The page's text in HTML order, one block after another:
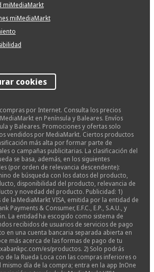
miMediaMarkt
miMediaMarkt
cookies
por Internet. Consulta los precios
en Península y Baleares. Envíos
y Baleares. Promociones y ofertas solo
vendidos por MediaMarkt. Ciertos productos
más alta por formar parte de
o campañas publicitarias. La clasificación del
se basa, además, en los siguientes
(por orden de relevancia descendente):
de búsqueda con los datos del producto,
disponibilidad del producto, relevancia de
y novedad del producto. Publicidad: 1)
la MediaMarkt VISA, emitida por la entidad de
Payments & Consumer, E.F.C., E.P., S.A.U., y
La entidad ha escogido como sistema de
recibidos de usuarios de servicios de pago
en una cuenta bancaria separada abierta en
más acerca de las formas de pago de tu
es/productos. 2) Solo podrás
de la Rueda Loca con las compras inferiores o
mismo día de la compra; entra en la app InOne